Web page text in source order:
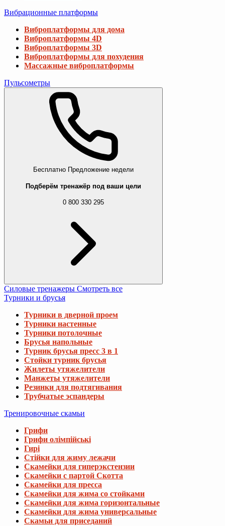
Вибрационные платформы
Виброплатформы для дома
Виброплатформы 4D
Виброплатформы 3D
Виброплатформы для похудения
Массажные виброплатформы
Пульсометры
Бесплатно Предложение недели
Подберём тренажёр под ваши цели
0 800 330 295
Силовые тренажеры Смотреть все
Турники и брусья
Турники в дверной проем
Турники настенные
Турники потолочные
Брусья напольные
Турник брусья пресс 3 в 1
Стойки турник брусья
Жилеты утяжелители
Манжеты утяжелители
Резинки для подтягивания
Трубчатые эспандеры
Тренировочные скамьи
Грифи
Грифи олімпійські
Гирі
Стійки для жиму лежачи
Скамейки для гиперэкстензии
Скамейки с партой Скотта
Скамейки для пресса
Скамейки для жима со стойками
Скамейки для жима горизонтальные
Скамейки для жима универсальные
Скамьи для приседаний